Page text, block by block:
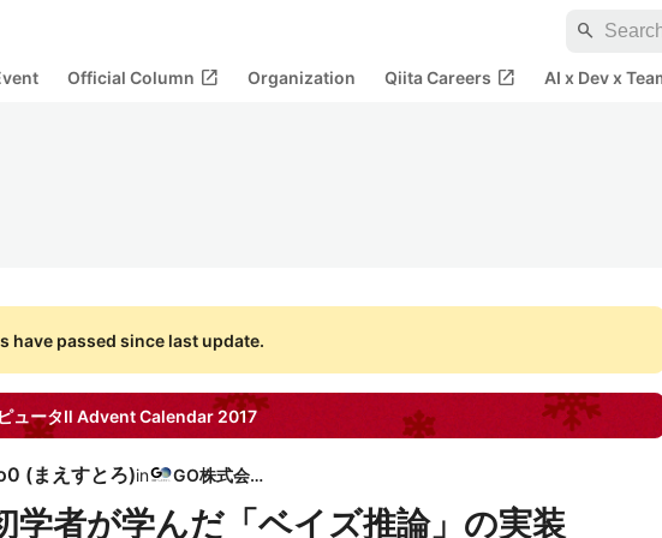
search
Official Column open_in_new Organization Qiita Careers open_in_new AI x Dev x
have passed since last update.
ュータⅡ Advent Calendar 2017
(まえすとろ)in GO株式会社
学者が学んだ「ベイズ推論」の実装